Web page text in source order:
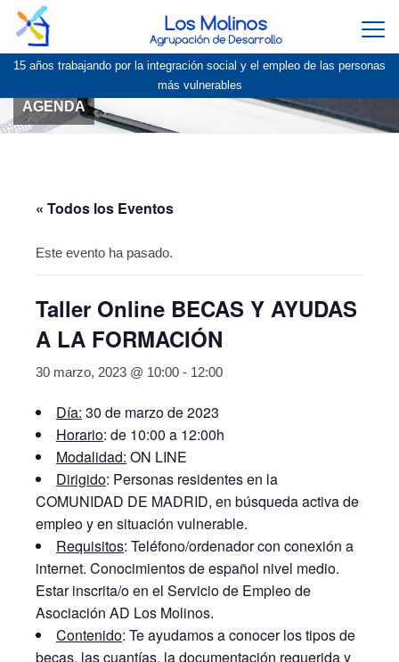
15 años trabajando por la integración social y el empleo de las personas
más vulnerables
AGENDA
« Todos los Eventos
Este evento ha pasado.
Taller Online BECAS Y AYUDAS
A LA FORMACIÓN
30 marzo, 2023 @ 10:00 - 12:00
Día: 30 de marzo de 2023
Horario: de 10:00 a 12:00h
Modalidad: ON LINE
Dirigido: Personas residentes en la
COMUNIDAD DE MADRID, en búsqueda activa de
empleo y en situación vulnerable.
Requisitos: Teléfono/ordenador con conexión a
internet. Conocimientos de español nivel medio.
Estar inscrita/o en el Servicio de Empleo de
Asociación AD Los Molinos.
Contenido: Te ayudamos a conocer los tipos de
becas, las cuantías, ladocumentación requeriday